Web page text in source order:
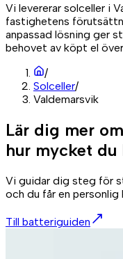
Vi levererar solceller i
fastighetens
anpassad lösning ger
behovet av köpt el
/
Solceller/
Valdemarsvik
Lär dig mer om
hur mycket du
Vi guidar dig steg för
och du får en personlig
Till batteriguiden